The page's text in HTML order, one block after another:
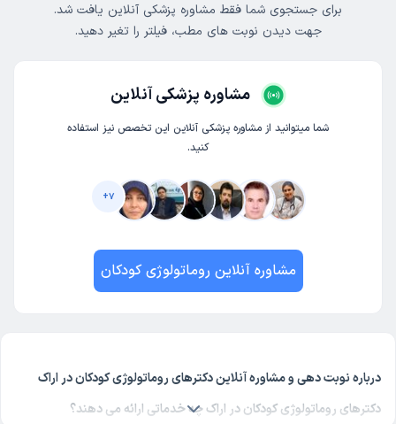
برای جستجوی شما فقط مشاوره پزشکی آنلاین یافت شد.
جهت دیدن نوبت های مطب، فیلتر را تغیر دهید.
مشاوره پزشکی آنلاین
شما میتوانید از مشاوره پزشکی آنلاین این تخصص نیز استفاده
کنید.
7
+
مشاوره آنلاین روماتولوژی کودکان
درباره نوبت دهی و مشاوره آنلاین دکترهای روماتولوژی کودکان در اراک
دکترهای روماتولوژی کودکان در اراک چه خدماتی ارائه می دهند؟